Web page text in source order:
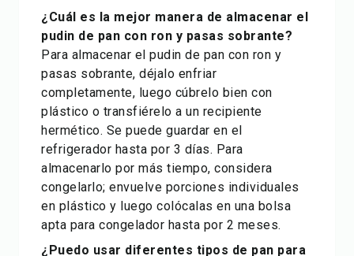
¿Cuál es la mejor manera de almacenar el
pudin de pan con ron y pasas sobrante?
Para almacenar el pudin de pan con ron y
pasas sobrante, déjalo enfriar
completamente, luego cúbrelo bien con
plástico o transfiérelo a un recipiente
hermético. Se puede guardar en el
refrigerador hasta por 3 días. Para
almacenarlo por más tiempo, considera
congelarlo; envuelve porciones individuales
en plástico y luego colócalas en una bolsa
apta para congelador hasta por 2 meses.
¿Puedo usar diferentes tipos de pan para